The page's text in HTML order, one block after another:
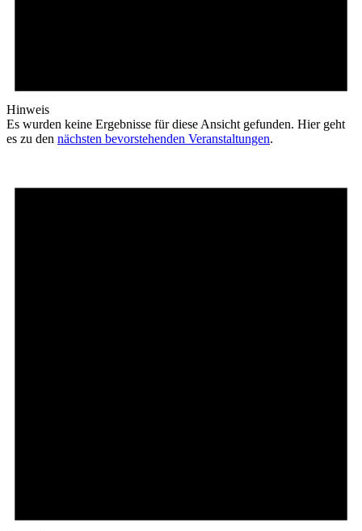
Hinweis
Es wurden keine Ergebnisse für diese Ansicht gefunden. Hier geht
es zu den nächsten bevorstehenden Veranstaltungen.